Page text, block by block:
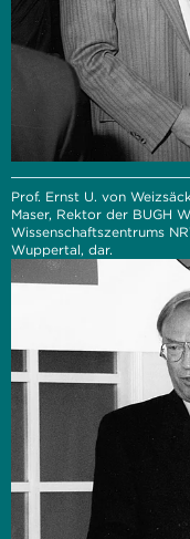
Prof. Ernst U. von
Maser, Rektor der BUGH
Wissenschaftszentrums
Wuppertal, dar.